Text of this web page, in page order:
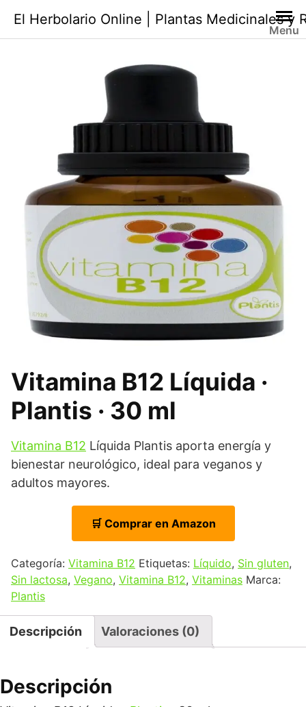
contenido
El Herbolario Online | Plantas Medicinales y
Menu
Vitamina B12 Líquida ·
Plantis · 30 ml
Vitamina B12 Líquida Plantis aporta energía y
bienestar neurológico, ideal para veganos y
adultos mayores.
🛒 Comprar en Amazon
Categoría: Vitamina B12 Etiquetas: Líquido, Sin gluten,
Sin lactosa, Vegano, Vitamina B12, Vitaminas Marca:
Plantis
Descripción Valoraciones (0)
Descripción